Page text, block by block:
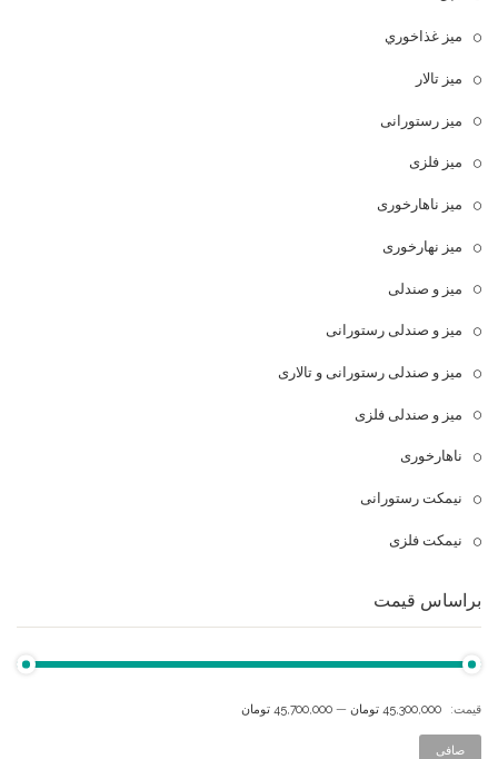
ميز غذاخوري
میز تالار
میز رستورانی
میز فلزی
میز ناهارخوری
میز نهارخوری
میز و صندلی
میز و صندلی رستورانی
میز و صندلی رستورانی و تالاری
میز و صندلی فلزی
ناهارخوری
نیمکت رستورانی
نیمکت فلزی
براساس قیمت
صافی
قيمت: 45,300,000 تومان — 45,700,000 تومان